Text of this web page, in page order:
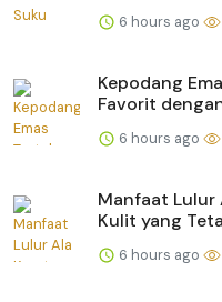
6 hours ago
Kepodang
Favorit
6 hours ago
Manfaat Lulur
Kulit yang
6 hours ago